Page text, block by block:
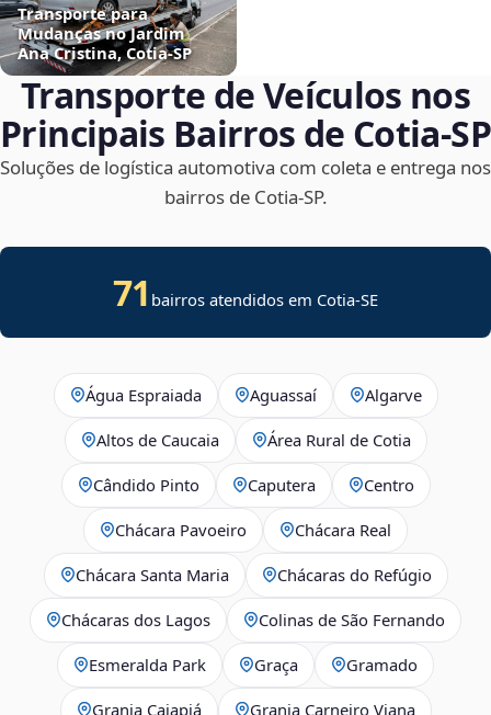
Transporte para
Mudanças no Jardim
Ana Cristina, Cotia‑SP
Transporte de Veículos nos
Principais Bairros de Cotia‑SP
Soluções de logística automotiva com coleta e entrega nos
bairros de Cotia‑SP.
71 bairros atendidos em Cotia-SE
Água Espraiada Aguassaí Algarve
Altos de Caucaia Área Rural de Cotia
Cândido Pinto Caputera Centro
Chácara Pavoeiro Chácara Real
Chácara Santa Maria Chácaras do Refúgio
Chácaras dos Lagos Colinas de São Fernando
Esmeralda Park Graça Gramado
Granja Caiapiá Granja Carneiro Viana